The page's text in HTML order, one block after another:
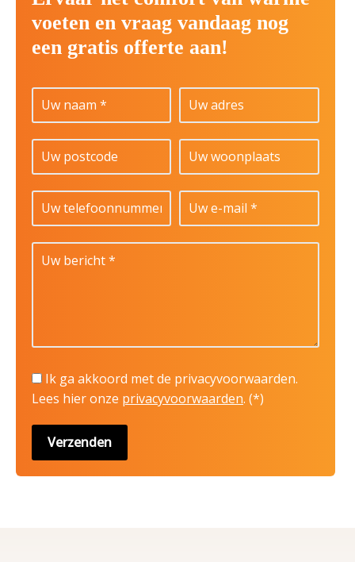
voeten en vraag vandaag nog
een gratis offerte aan!
Ik ga akkoord met de privacyvoorwaarden.
Lees hier onze privacyvoorwaarden. (*)